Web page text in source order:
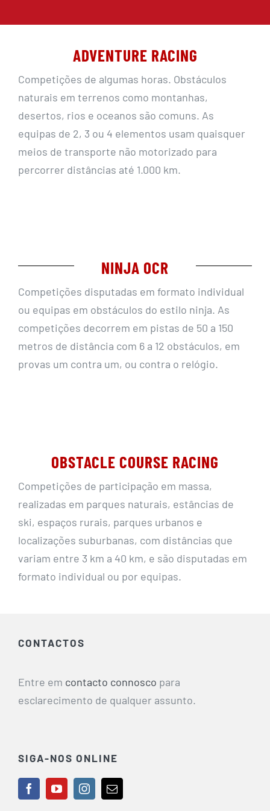
ADVENTURE RACING
Competições de algumas horas. Obstáculos
naturais em terrenos como montanhas,
desertos, rios e oceanos são comuns. As
equipas de 2, 3 ou 4 elementos usam quaisquer
meios de transporte não motorizado para
percorrer distâncias até 1.000 km.
NINJA OCR
Competições disputadas em formato individual
ou equipas em obstáculos do estilo ninja. As
competições decorrem em pistas de 50 a 150
metros de distância com 6 a 12 obstáculos, em
provas um contra um, ou contra o relógio.
OBSTACLE COURSE RACING
Competições de participação em massa,
realizadas em parques naturais, estâncias de
ski, espaços rurais, parques urbanos e
localizações suburbanas, com distâncias que
variam entre 3 km a 40 km, e são disputadas em
formato individual ou por equipas.
CONTACTOS
Entre em contacto connosco para
esclarecimento de qualquer assunto.
SIGA-NOS ONLINE